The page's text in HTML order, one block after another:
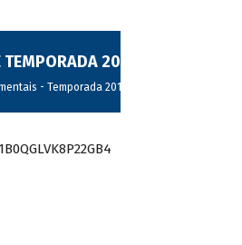
2017
- Temporada 2017